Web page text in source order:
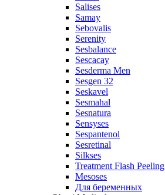
Salises
Samay
Sebovalis
Serenity
Sesbalance
Sescacay
Sesderma Men
Sesgen 32
Seskavel
Sesmahal
Sesnatura
Sensyses
Sespantenol
Sesretinal
Silkses
Treatment Flash Peeling
Mesoses
Для беременных